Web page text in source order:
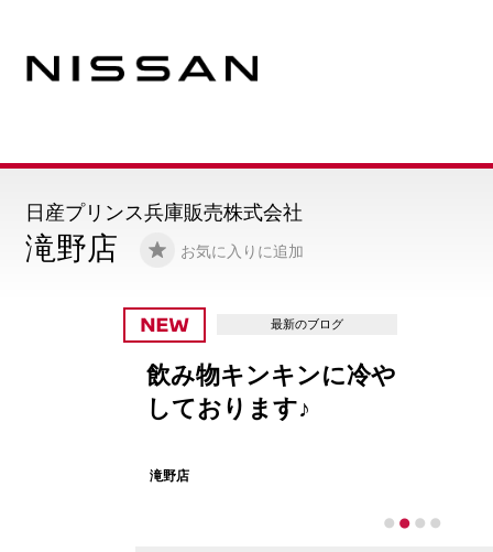
滝野店 お気に入りに追加
日産プリンス兵庫販売株式会社
King of